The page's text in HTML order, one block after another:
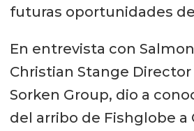
futuras oportunidades
En entrevista con
Christian Stange
Sorken Group, dio a
del arribo de Fishglobe a